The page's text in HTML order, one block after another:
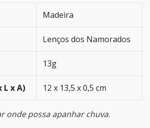
Madeira
Lenços dos Namorados
13g
L x A) 12 x 13,5 x 0,5 cm
onde possa apanhar chuva.